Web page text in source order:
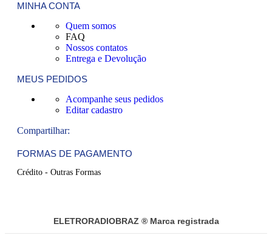
MINHA CONTA
Quem somos
FAQ
Nossos contatos
Entrega e Devolução
MEUS PEDIDOS
Acompanhe seus pedidos
Editar cadastro
Compartilhar:
FORMAS DE PAGAMENTO
Crédito - Outras Formas
ELETRORADIOBRAZ ® Marca registrada